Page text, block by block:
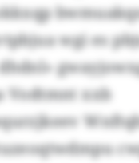
wgi es
Vodtmnt xxb